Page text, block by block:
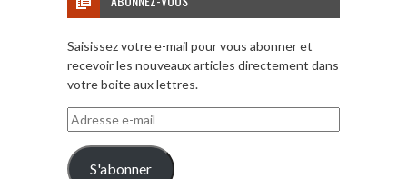
Saisissez votre e-mail pour vous abonner et
recevoir les nouveaux articles directement dans
votre boite aux lettres.
Adresse
e-
mail
S'abonner